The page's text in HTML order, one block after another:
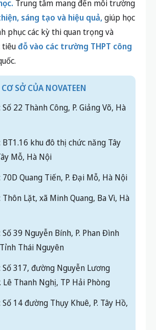
Trung tâm mang đến môi trường
sáng tạo và hiệu quả,giúp học
phục các kỳ thi quan trọng và
tiêuđỗ vào các trường THPT công
SỞ CỦA NOVATEEN
Số 22 Thành Công, P. Giảng Võ, Hà
BT1.16 khu đô thị chức năng Tây
Mỗ, Hà Nội
70D Quang Tiến, P. Đại Mỗ, Hà Nội
Thôn Lặt, xã Minh Quang, Ba Vì, Hà
Số 39 Nguyễn Bính, P. Phan Đình
Thái Nguyên
Số 317, đường Nguyễn Lương
Lê Thanh Nghị, TP Hải Phòng
Số 14 đường Thụy Khuê, P. Tây Hồ,